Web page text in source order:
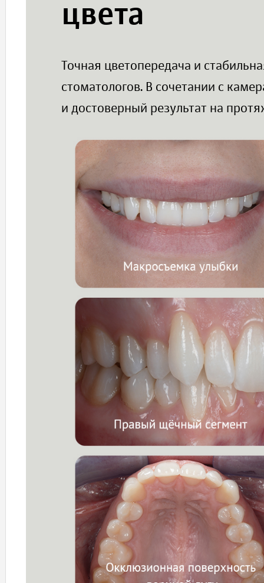
цвета
Точная цветопередача и
стоматологов. В сочетании с
и достоверный результат на